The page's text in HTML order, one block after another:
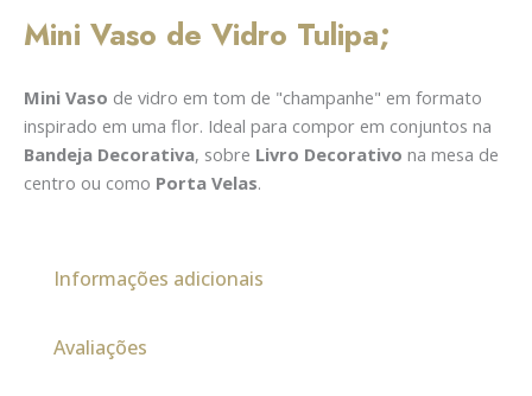
Informações adicionais
Avaliações
Mini Vaso de Vidro Tulipa;
Mini Vaso de vidro em tom de "champanhe" em formato
inspirado em uma flor. Ideal para compor em conjuntos na
Bandeja Decorativa, sobre Livro Decorativo na mesa de
centro ou como Porta Velas